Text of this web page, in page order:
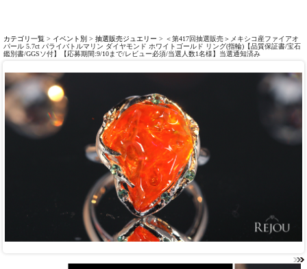
カテゴリ一覧 > イベント別 > 抽選販売ジュエリー > ＜第417回抽選販売＞メキシコ産ファイアオ
パール 5.7ct パライバトルマリン ダイヤモンド ホワイトゴールド リング(指輪)【品質保証書/宝石
鑑別書/GGSソ付】【応募期間:9/10まで/レビュー必須/当選人数1名様】当選通知済み